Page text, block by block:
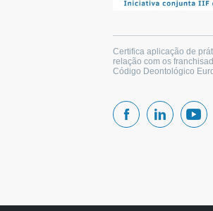
Certifica aplicação de
relação com os
Código Deontológico